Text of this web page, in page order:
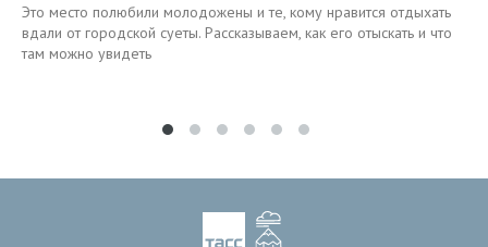
Это место полюбили молодожены и те, кому нравится отдыхать
вдали от городской суеты. Рассказываем, как его отыскать и что
там можно увидеть